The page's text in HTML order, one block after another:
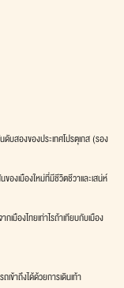
บสองของประเทศโปรตุเกส (รอง
องเมืองใหม่ที่มีชีวิตชีวาและเสน่ห์
เมืองไทยเท่าไรถ้าเทียบกับเมือง
ข้าถึงได้ด้วยการเดินเท้า